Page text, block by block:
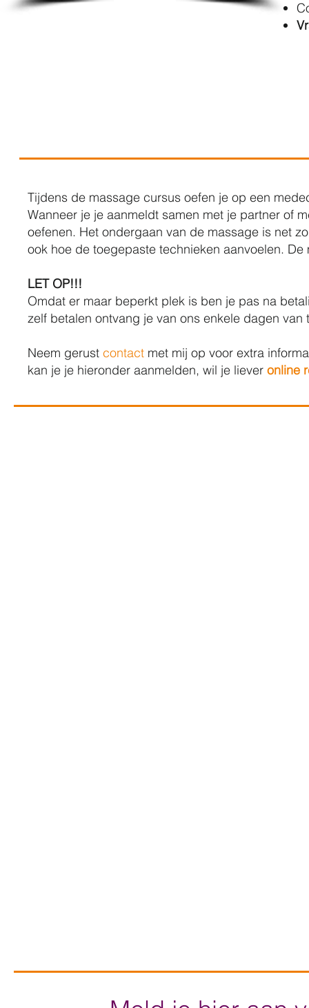
Tijdens de massage cursus oefen je op een
Wanneer je je aanmeldt samen met je partner of
oefenen. Het ondergaan van de massage is net
ook hoe de toegepaste technieken aanvoelen.
LET OP!!!
Omdat er maar beperkt plek is ben je pas na
zelf betalen ontvang je van ons enkele dagen
Neem gerust contact met mij op voor extra
kan je je hieronder aanmelden, wil je liever online